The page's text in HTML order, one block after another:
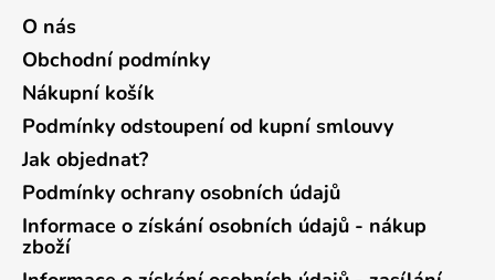
O nás
Obchodní podmínky
Nákupní košík
Podmínky odstoupení od kupní smlouvy
Jak objednat?
Podmínky ochrany osobních údajů
Informace o získání osobních údajů - nákup
zboží